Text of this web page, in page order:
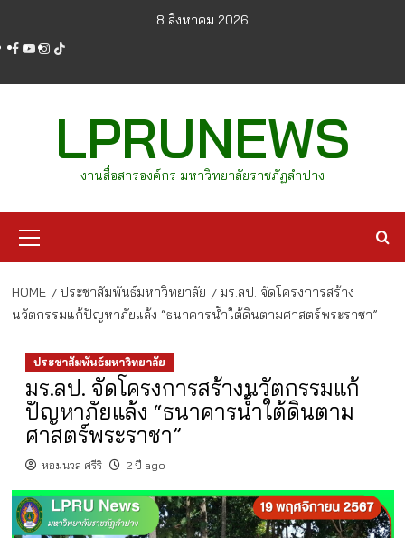
content
8 สิงหาคม 2026
facebook
youtube
instagram
tiktok
LPRUNEWS
งานสื่อสารองค์กร มหาวิทยาลัยราชภัฏลำปาง
Menu
HOME ประชาสัมพันธ์มหาวิทยาลัย
มร.ลป. จัดโครงการสร้าง
นวัตกรรมแก้ปัญหาภัยแล้ง “ธนาคารน้ำใต้ดินตามศาสตร์พระราชา”
ประชาสัมพันธ์มหาวิทยาลัย
มร.ลป. จัดโครงการสร้างนวัตกรรมแก้
ปัญหาภัยแล้ง “ธนาคารน้ำใต้ดินตาม
ศาสตร์พระราชา”
หอมนวล ศรีริ 2 ปี ago